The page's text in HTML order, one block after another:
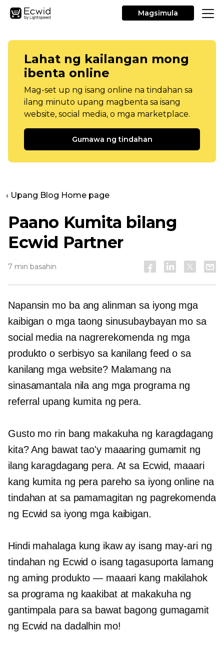
Magsimula
Lahat ng kailangan mong
ibenta online
Mag-set up ng isang online na tindahan sa
ilang minuto upang magbenta sa isang
website, social media, o mga marketplace.
Gumawa ng tindahan
‹ Upang Blog Home page
Paano Kumita bilang
Ecwid Partner
7 min basahin
Napansin mo ba ang alinman sa iyong mga
kaibigan o mga taong sinusubaybayan mo sa
social media na nagrerekomenda ng mga
produkto o serbisyo sa kanilang feed o sa
kanilang mga website? Malamang na
sinasamantala nila ang mga programa ng
referral upang kumita ng pera.
Gusto mo rin bang makakuha ng karagdagang
kita? Ang bawat tao'y maaaring gumamit ng
ilang karagdagang pera. At sa Ecwid, maaari
kang kumita ng pera pareho sa iyong online na
tindahan at sa pamamagitan ng pagrekomenda
ng Ecwid sa iyong mga kaibigan.
Hindi mahalaga kung ikaw ay isang may-ari ng
tindahan ng Ecwid o isang tagasuporta lamang
ng aming produkto — maaari kang makilahok
sa programa ng kaakibat at makakuha ng
gantimpala para sa bawat bagong gumagamit
ng Ecwid na dadalhin mo!